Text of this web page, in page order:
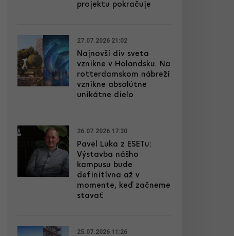
projektu pokračuje
27.07.2026 21:02
Najnovší div sveta
vznikne v Holandsku. Na
rotterdamskom nábreží
vznikne absolútne
unikátne dielo
26.07.2026 17:30
Pavel Luka z ESETu:
Výstavba nášho
kampusu bude
definitívna až v
momente, keď začneme
stavať
25.07.2026 11:26